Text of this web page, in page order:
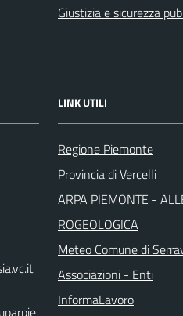
Giustizia e sicurezza
LINK UTILI
Regione Piemonte
Provincia di Vercelli
ARPA PIEMONTE -
ROGEOLOGICA
Meteo Comune di
Associazioni - Enti
InformaLavoro